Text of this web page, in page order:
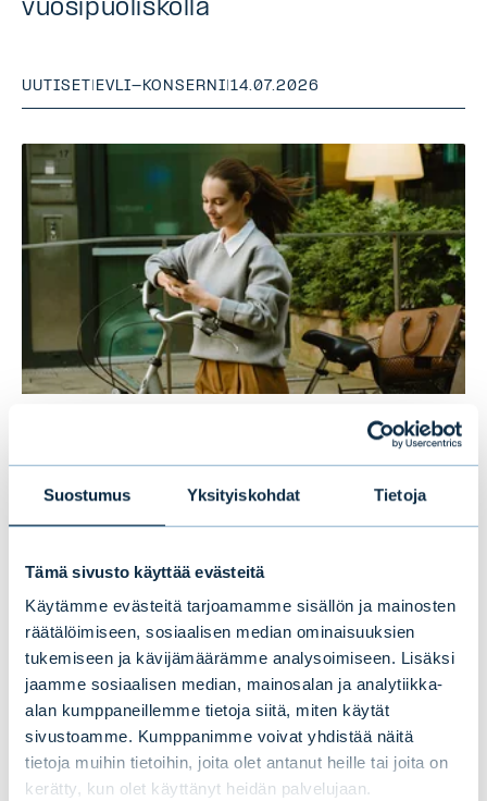
Suostumus Yksityiskohdat Tietoja
Tämä sivusto käyttää evästeitä
Käytämme evästeitä tarjoamamme sisällön ja mainosten
räätälöimiseen, sosiaalisen median ominaisuuksien
tukemiseen ja kävijämäärämme analysoimiseen. Lisäksi
jaamme sosiaalisen median, mainosalan ja analytiikka-
alan kumppaneillemme tietoja siitä, miten käytät
sivustoamme. Kumppanimme voivat yhdistää näitä
tietoja muihin tietoihin, joita olet antanut heille tai joita on
kerätty, kun olet käyttänyt heidän palvelujaan.
vuosipuoliskolla
UUTISET | EVLI-KONSERNI|14.07.2026
UUTISET| SIJOITUSRAHASTOT|09.07.2026